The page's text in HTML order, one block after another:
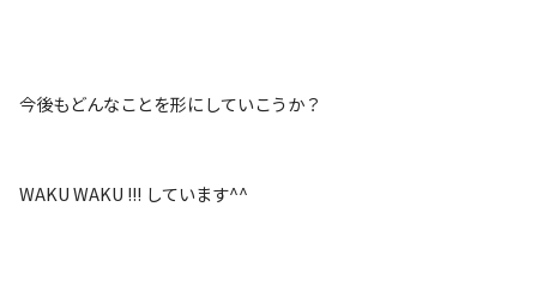
今後もどんなことを形にしていこうか？
WAKU WAKU !!! しています^^